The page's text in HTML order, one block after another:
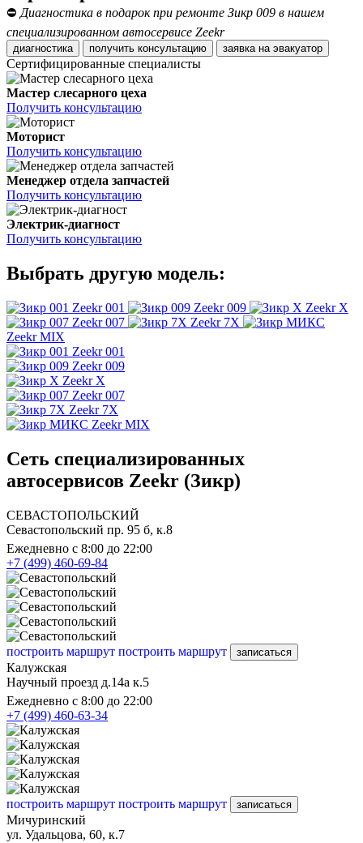
⛔ Диагностика в подарок при ремонте Зикр 009 в нашем
специализированном автосервисе Zeekr
диагностика получить консультацию заявка на эвакуатор
Сертифицированные специалисты
Мастер слесарного цеха
Получить консультацию
Моторист
Получить консультацию
Менеджер отдела запчастей
Получить консультацию
Электрик-диагност
Получить консультацию
Выбрать другую модель:
Zeekr 001 Zeekr 009
Zeekr X
Zeekr 007
Zeekr 7X
Zeekr MIX
Zeekr 001
Zeekr 009
Zeekr X
Zeekr 007
Zeekr 7X
Zeekr MIX
Сеть специализированных
автосервисов Zeekr (Зикр)
СЕВАСТОПОЛЬСКИЙ
Севастопольский пр. 95 б, к.8
Ежедневно с 8:00 до 22:00
+7 (499) 460-69-84
построить маршрут построить маршрут записаться
Калужская
Научный проезд д.14а к.5
Ежедневно с 8:00 до 22:00
+7 (499) 460-63-34
построить маршрут построить маршрут записаться
Мичуринский
ул. Удальцова, 60, к.7